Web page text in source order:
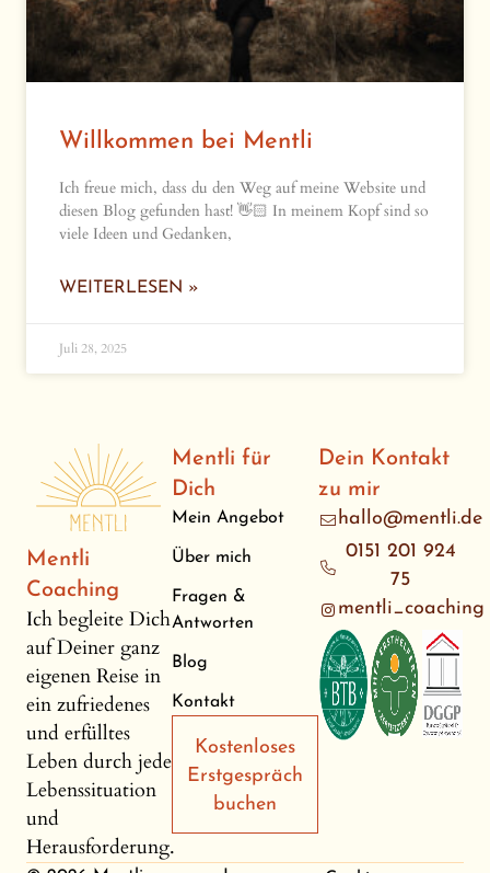
Willkommen bei Mentli
Ich freue mich, dass du den Weg auf meine Website und
diesen Blog gefunden hast! 👋🏻 In meinem Kopf sind so
viele Ideen und Gedanken,
WEITERLESEN »
Juli 28, 2025
Mentli
Coaching
Ich begleite Dich
auf Deiner ganz
eigenen Reise in
ein zufriedenes
und erfülltes
Leben durch jede
Lebenssituation
und
Herausforderung.
Mentli für
Dich
Mein Angebot
Über mich
Fragen &
Antworten
Blog
Kontakt
Kostenloses
Erstgespräch
buchen
Dein Kontakt
zu mir
hallo@mentli.de
0151 201 924
75
mentli_coaching